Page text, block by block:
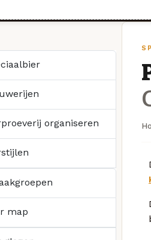
organiseren
map